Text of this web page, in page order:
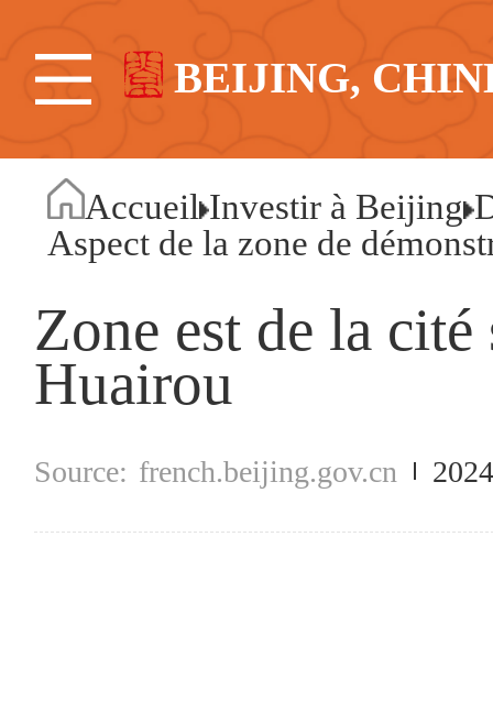
BEIJING,
Accueil Investir à Beijing
Aspect de la zone de
Zone est de la
Huairou
french.beijing.gov.cn